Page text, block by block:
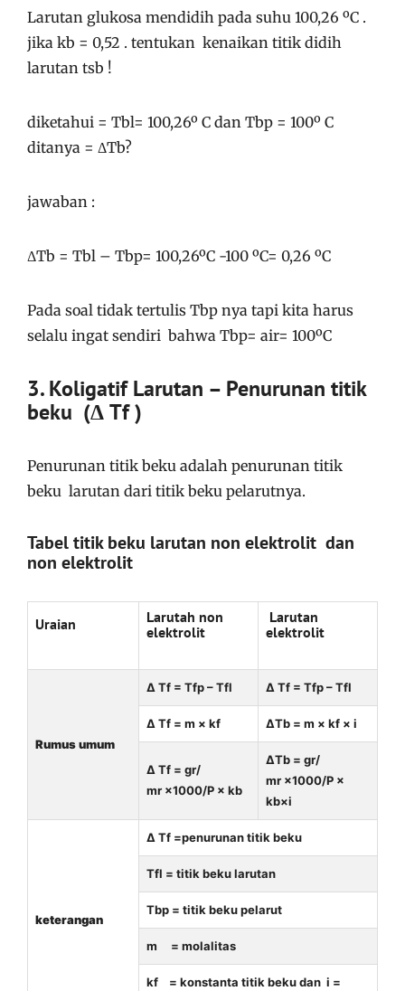
Larutan glukosa mendidih pada suhu 100,26 ºC .
jika kb = 0,52 . tentukan kenaikan titik didih
larutan tsb !
diketahui = Tbl= 100,26º C dan Tbp = 100º C
ditanya = ΔTb?
jawaban :
ΔTb = Tbl – Tbp= 100,26ºC -100 ºC= 0,26 ºC
Pada soal tidak tertulis Tbp nya tapi kita harus
selalu ingat sendiri bahwa Tbp= air= 100ºC
3. Koligatif Larutan – Penurunan titik
beku (Δ Tf )
Penurunan titik beku adalah penurunan titik
beku larutan dari titik beku pelarutnya.
Tabel titik beku larutan non elektrolit dan
non elektrolit
Uraian
Larutah non
elektrolit
Larutan
elektrolit
Rumus umum
Δ Tf = Tfp – Tfl Δ Tf = Tfp – Tfl
Δ Tf = m × kf ΔTb = m × kf × i
Δ Tf = gr/
mr ×1000/P × kb
ΔTb = gr/
mr ×1000/P ×
kb×i
keterangan
Δ Tf =penurunan titik beku
Tfl = titik beku larutan
Tbp = titik beku pelarut
m = molalitas
kf = konstanta titik beku dan i =